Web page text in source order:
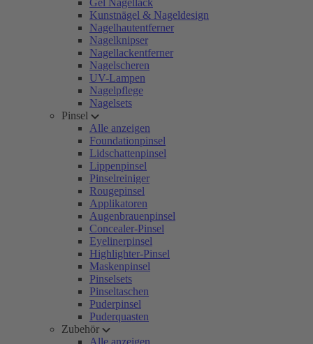
Gel Nagellack
Kunstnägel & Nageldesign
Nagelhautentferner
Nagelknipser
Nagellackentferner
Nagelscheren
UV-Lampen
Nagelpflege
Nagelsets
Pinsel
Alle anzeigen
Foundationpinsel
Lidschattenpinsel
Lippenpinsel
Pinselreiniger
Rougepinsel
Applikatoren
Augenbrauenpinsel
Concealer-Pinsel
Eyelinerpinsel
Highlighter-Pinsel
Maskenpinsel
Pinselsets
Pinseltaschen
Puderpinsel
Puderquasten
Zubehör
Alle anzeigen